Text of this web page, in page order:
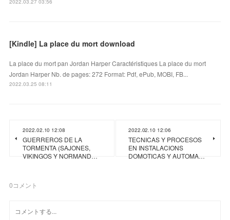
2022.03.27 03:56
[Kindle] La place du mort download
La place du mort pan Jordan Harper Caractéristiques La place du mort
Jordan Harper Nb. de pages: 272 Format: Pdf, ePub, MOBI, FB...
2022.03.25 08:11
2022.02.10 12:08
GUERREROS DE LA
TORMENTA (SAJONES,
VIKINGOS Y NORMAND…
2022.02.10 12:06
TECNICAS Y PROCESOS
EN INSTALACIONS
DOMOTICAS Y AUTOMA…
0コメント